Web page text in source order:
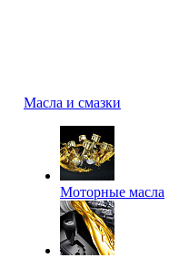
Масла и смазки
Моторные масла